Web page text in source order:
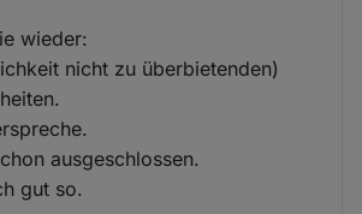
wieder:
nicht zu überbietenden)
ausgeschlossen.
gut so.